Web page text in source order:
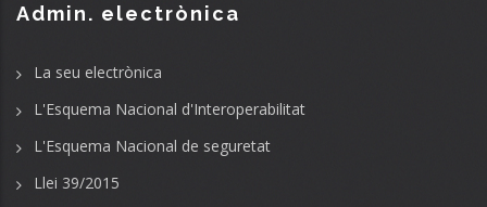
Admin. electrònica
La seu electrònica
L'Esquema Nacional d'Interoperabilitat
L'Esquema Nacional de seguretat
Llei 39/2015